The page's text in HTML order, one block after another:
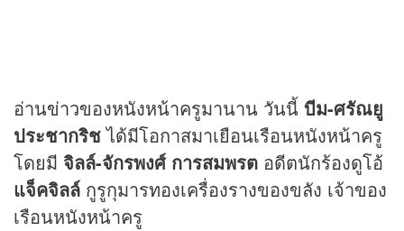
อ่านข่าวของหนังหน้าครูมานาน วันนี้ บีม-ศรัณยู
ประชากริชได้มีโอกาสมาเยือนเรือนหนังหน้าครู
โดยมี จิลล์-จักรพงศ์ การสมพรต อดีตนักร้องดูโอ้
แจ็คจิลล์ กูรูกุมารทองเครื่องรางของขลัง เจ้าของ
เรือนหนังหน้าครู